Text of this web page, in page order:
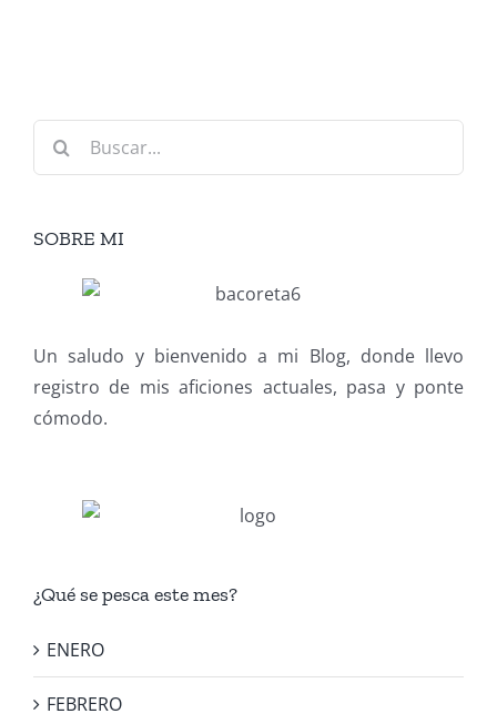
Buscar:
SOBRE MI
Un saludo y bienvenido a mi Blog, donde llevo
registro de mis aficiones actuales, pasa y ponte
cómodo.
¿Qué se pesca este mes?
ENERO
FEBRERO